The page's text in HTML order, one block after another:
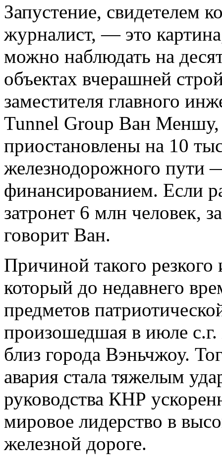
Запустение, свидетелем
журналист, — это
можно наблюдать на
объектах вчерашней
заместителя главного
Tunnel Group Ван Меншу,
приостановлены на 10
железнодорожного пути
финансированием. Если
затронет 6 млн человек,
говорит Ван.
Причиной такого резкого
который до недавнего
предметов
произошедшая в июле с.г.
близ города Вэньчжоу.
авария стала тяжелым
руководства КНР
мировое лидерство в
железной дороге.